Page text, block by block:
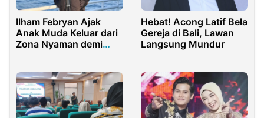
Ilham Febryan Ajak
Anak Muda Keluar dari
Zona Nyaman demi
Hebat! Acong Latif Bela
Gereja di Bali, Lawan
Langsung Mundur